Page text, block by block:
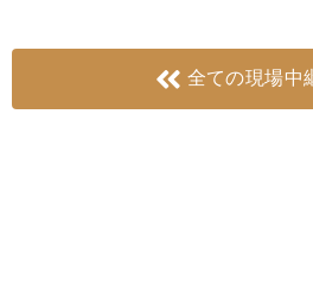
全ての現場中